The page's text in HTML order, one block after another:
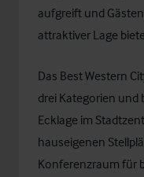
aufgreift und
attraktiver Lage
Das Best Western
drei Kategorien
Ecklage im
hauseigenen
Konferenzraum für